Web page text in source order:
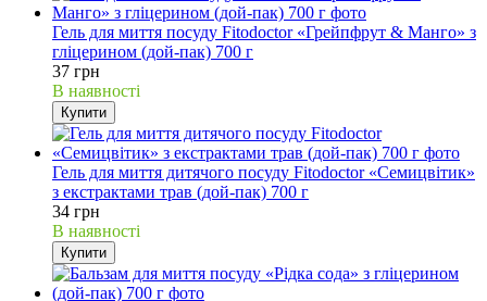
Гель для миття посуду Fitodoctor «Грейпфрут & Манго» з
гліцерином (дой-пак) 700 г
37 грн
В наявності
Купити
Гель для миття дитячого посуду Fitodoctor «Семицвітик»
з екстрактами трав (дой-пак) 700 г
34 грн
В наявності
Купити